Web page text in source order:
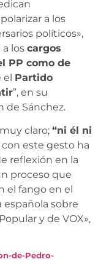
a los
políticos»,
los cargos
PP como de
el Partido
”, en su
de Sánchez.
claro; “ni él ni
con este gesto ha
reflexión en la
proceso que
el fango en el
sobre
y de VOX»,
de-Pedro-